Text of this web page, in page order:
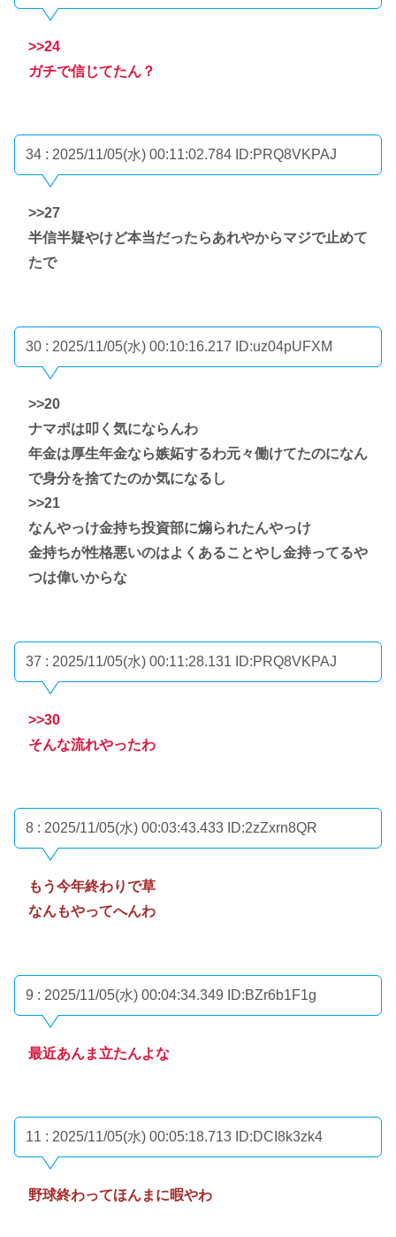
>>24
ガチで信じてたん？
34 : 2025/11/05(水) 00:11:02.784 ID:PRQ8VKPAJ
>>27
半信半疑やけど本当だったらあれやからマジで止めて
たで
30 : 2025/11/05(水) 00:10:16.217 ID:uz04pUFXM
>>20
ナマポは叩く気にならんわ
年金は厚生年金なら嫉妬するわ元々働けてたのになん
で身分を捨てたのか気になるし
>>21
なんやっけ金持ち投資部に煽られたんやっけ
金持ちが性格悪いのはよくあることやし金持ってるや
つは偉いからな
37 : 2025/11/05(水) 00:11:28.131 ID:PRQ8VKPAJ
>>30
そんな流れやったわ
8 : 2025/11/05(水) 00:03:43.433 ID:2zZxrn8QR
もう今年終わりで草
なんもやってへんわ
9 : 2025/11/05(水) 00:04:34.349 ID:BZr6b1F1g
最近あんま立たんよな
11 : 2025/11/05(水) 00:05:18.713 ID:DCI8k3zk4
野球終わってほんまに暇やわ